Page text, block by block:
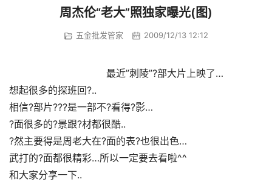
周杰伦“老大”照独家曝光(图)
五金批发管家 2009/12/13 12:12
				最近”刺陵”?部大片上映了…
想起很多的探班回?..
相信?部片???是一部不?看得?影…
?面很多的?景跟?材都很酷..
?然主要得是周老大在?面的表?也很出色…
武打的?面都很精彩…所以一定要去看啦^^
和大家分享一下..